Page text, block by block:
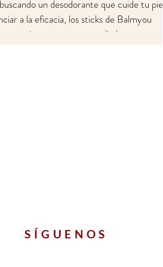
un desodorante que cuide tu piel
a la eficacia, los sticks de Balmyou
convertirse en tus nuevos aliados.
SÍGUENOS